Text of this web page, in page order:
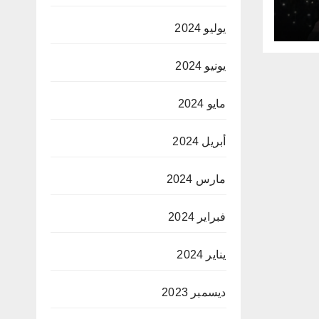
يوليو 2024
يونيو 2024
مايو 2024
أبريل 2024
مارس 2024
فبراير 2024
يناير 2024
ديسمبر 2023